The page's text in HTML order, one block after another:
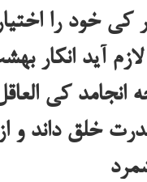
کی خود را
آید انکار
کی
خلق داند و